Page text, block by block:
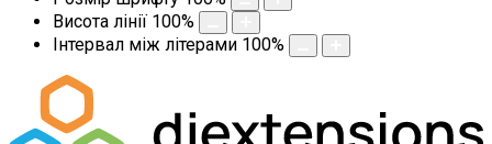
Висота лінії 100%
Інтервал між літерами 100%